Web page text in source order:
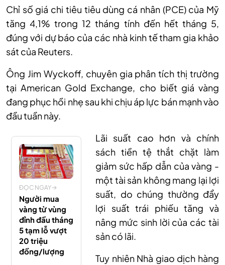
Chỉ số giá chi tiêu tiêu dùng cá nhân (PCE) của Mỹ
tăng 4,1% trong 12 tháng tính đến hết tháng 5,
đúng với dự báo của các nhà kinh tế tham gia khảo
sát của Reuters.
Ông Jim Wyckoff, chuyên gia phân tích thị trường
tại American Gold Exchange, cho biết giá vàng
đang phục hồi nhẹ sau khi chịu áp lực bán mạnh vào
đầu tuần này.
ĐỌC NGAY
Người mua
vàng từ vùng
đỉnh đầu tháng
5 tạm lỗ vượt
20 triệu
đồng/lượng
Lãi suất cao hơn và chính
sách tiền tệ thắt chặt làm
giảm sức hấp dẫn của vàng -
một tài sản không mang lại lợi
suất, do chúng thường đẩy
lợi suất trái phiếu tăng và
nâng mức sinh lời của các tài
sản có lãi.
Tuy nhiên Nhà giao dịch hàng